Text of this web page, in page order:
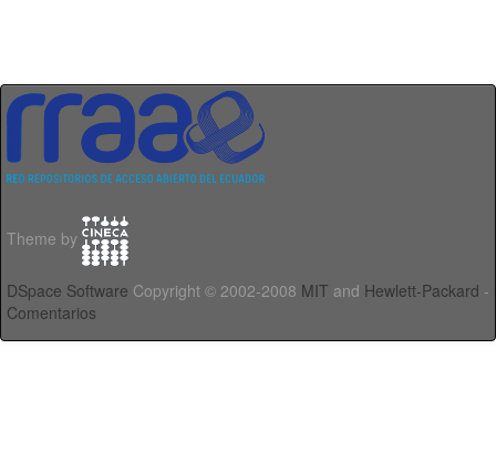
Theme by
DSpace Software Copyright © 2002-2008 MIT and Hewlett-Packard -
Comentarios